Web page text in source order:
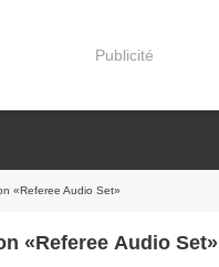
Publicité
«Referee Audio Set»
«Referee Audio Set»